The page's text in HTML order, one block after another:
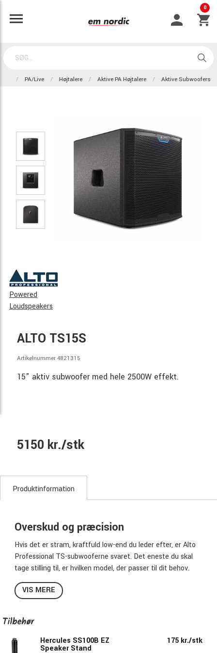
0
PA/Live Højtalere Aktive PA Højtalere Aktive Subwoofers
Powered
Loudspeakers
ALTO TS15S
Artikelnummer 4821315
15" aktiv subwoofer med hele 2500W effekt.
5150 kr./stk
Produktinformation
Overskud og præcision
Hvis det er stram, kraftfuld low-end du leder efter, er Alto
Professional TS-subwooferne svaret. Det eneste du skal
tage stilling til, er hvilken model, der passer til dit behov.
ALTO Professional TS15S
subwooferen kraftfuld, men kontrolleret bas til din PA-
lytteoplevelse. Med en TS-subwoofer i dit setup bliver
VIS MERE
Tilbehør
Hercules SS100B EZ
Speaker Stand
175 kr./stk